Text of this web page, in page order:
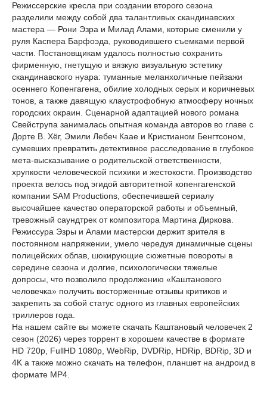
Режиссерские кресла при создании второго сезона
разделили между собой два талантливых скандинавских
мастера — Рони Эзра и Милад Алами, которые сменили у
руля Каспера Барфоэда, руководившего съемками первой
части. Постановщикам удалось полностью сохранить
фирменную, гнетущую и вязкую визуальную эстетику
скандинавского нуара: туманные меланхоличные пейзажи
осеннего Копенгагена, обилие холодных серых и коричневых
тонов, а также давящую клаустрофобную атмосферу ночных
городских окраин. Сценарной адаптацией нового романа
Свейструпа занималась опытная команда авторов во главе с
Дорте В. Хёг, Эмили Лебеч Каае и Кристианом Бенгтсоном,
сумевших превратить детективное расследование в глубокое
мета-высказывание о родительской ответственности,
хрупкости человеческой психики и жестокости. Производство
проекта велось под эгидой авторитетной копенгагенской
компании SAM Productions, обеспечившей сериалу
высочайшее качество операторской работы и объемный,
тревожный саундтрек от композитора Мартина Диркова.
Режиссура Эзры и Алами мастерски держит зрителя в
постоянном напряжении, умело чередуя динамичные сцены
полицейских облав, шокирующие сюжетные повороты в
середине сезона и долгие, психологически тяжелые
допросы, что позволило продолжению «Каштанового
человечка» получить восторженные отзывы критиков и
закрепить за собой статус одного из главных европейских
триллеров года.
На нашем сайте вы можете скачать Каштановый человечек 2
сезон (2026) через торрент в хорошем качестве в формате
HD 720p, FullHD 1080p, WebRip, DVDRip, HDRip, BDRip, 3D и
4K а также можно скачать на телефон, планшет на андроид в
формате MP4.